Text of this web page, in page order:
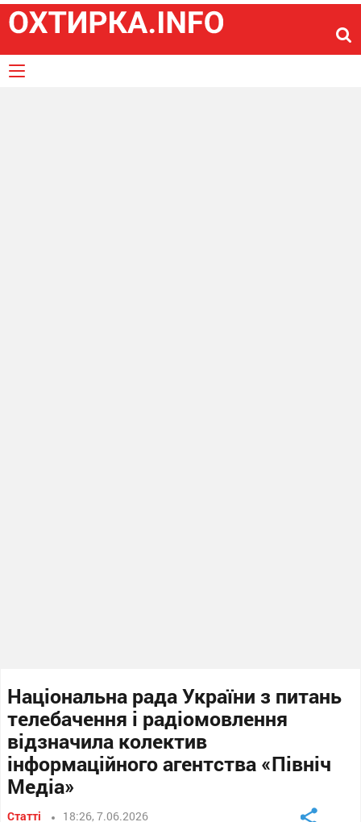
Національна рада України з питань
телебачення і радіомовлення
відзначила колектив
інформаційного агентства «Північ
Медіа»
Статті 18:26, 7.06.2026